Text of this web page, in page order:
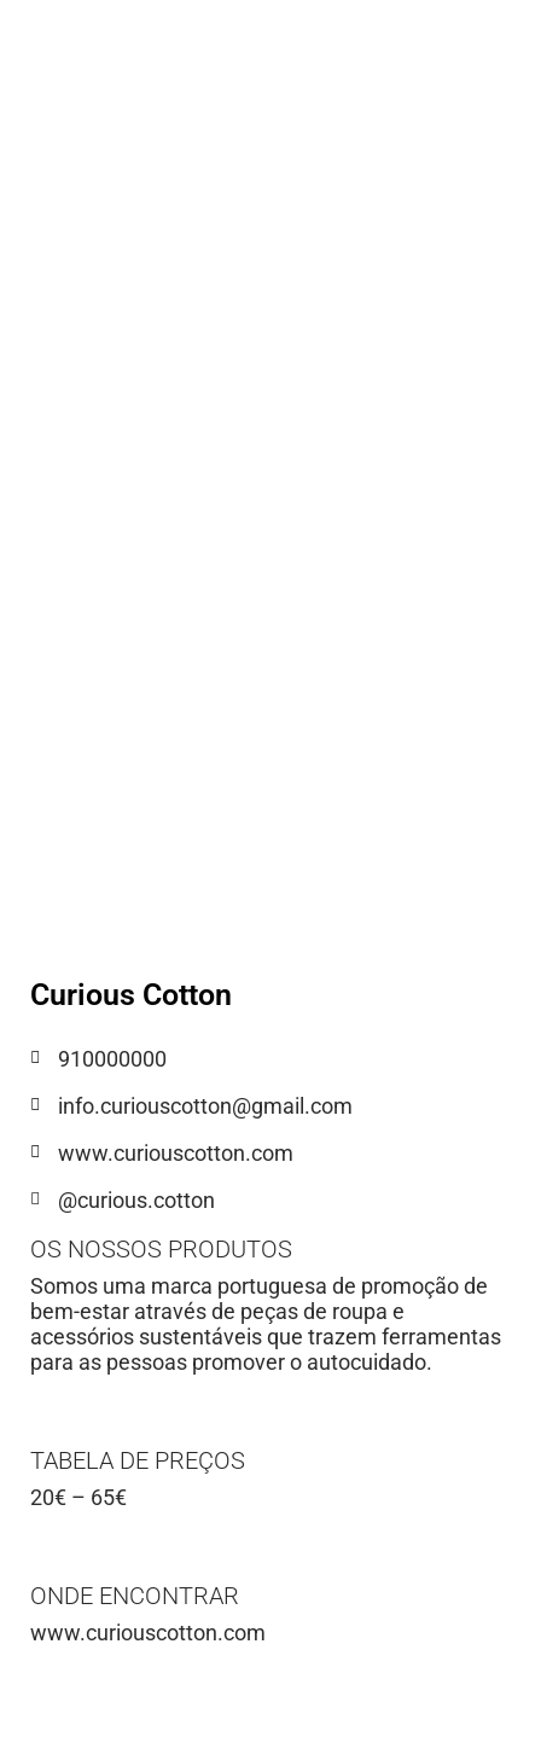
Curious Cotton
910000000
info.curiouscotton@gmail.com
www.curiouscotton.com
@curious.cotton
OS NOSSOS PRODUTOS
Somos uma marca portuguesa de promoção de
bem-estar através de peças de roupa e
acessórios sustentáveis que trazem ferramentas
para as pessoas promover o autocuidado.
TABELA DE PREÇOS
20€ – 65€
ONDE ENCONTRAR
www.curiouscotton.com